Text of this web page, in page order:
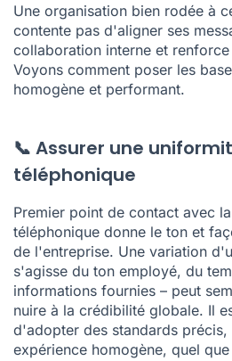
Une organisation bien rodée à
contente pas d'aligner ses
collaboration interne et
Voyons comment poser les
homogène et performant.
📞 Assurer une
téléphonique
Premier point de contact avec
téléphonique donne le ton et
de l'entreprise. Une variation
s'agisse du ton employé, du
informations fournies – peut
nuire à la crédibilité globale. Il
d'adopter des standards précis,
expérience homogène, quel